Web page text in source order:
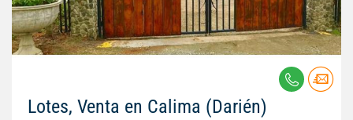
Lotes, Venta en Calima (Darién)